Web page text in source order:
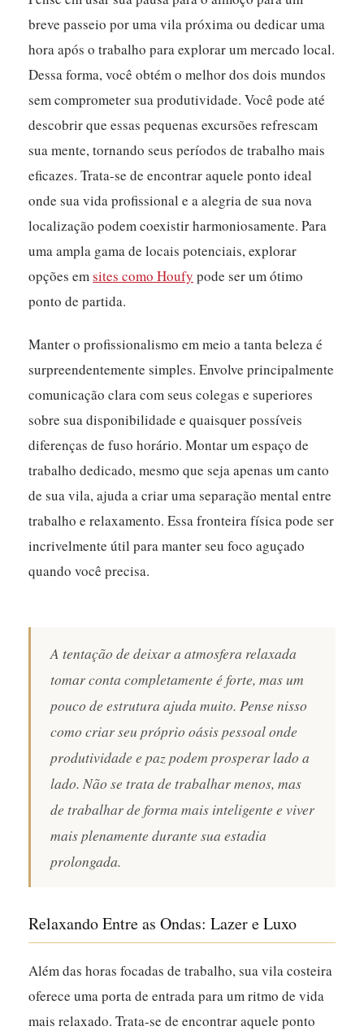
breve passeio por uma vila próxima ou dedicar uma
hora após o trabalho para explorar um mercado local.
Dessa forma, você obtém o melhor dos dois mundos
sem comprometer sua produtividade. Você pode até
descobrir que essas pequenas excursões refrescam
sua mente, tornando seus períodos de trabalho mais
eficazes. Trata-se de encontrar aquele ponto ideal
onde sua vida profissional e a alegria de sua nova
localização podem coexistir harmoniosamente. Para
uma ampla gama de locais potenciais, explorar
opções emsites como Houfy pode ser um ótimo
ponto de partida.
Manter o profissionalismo em meio a tanta beleza é
surpreendentemente simples. Envolve principalmente
comunicação clara com seus colegas e superiores
sobre sua disponibilidade e quaisquer possíveis
diferenças de fuso horário. Montar um espaço de
trabalho dedicado, mesmo que seja apenas um canto
de sua vila, ajuda a criar uma separação mental entre
trabalho e relaxamento. Essa fronteira física pode ser
incrivelmente útil para manter seu foco aguçado
quando você precisa.
A tentação de deixar a atmosfera relaxada
tomar conta completamente é forte, mas um
pouco de estrutura ajuda muito. Pense nisso
como criar seu próprio oásis pessoal onde
produtividade e paz podem prosperar lado a
lado. Não se trata de trabalhar menos, mas
de trabalhar de forma mais inteligente e viver
mais plenamente durante sua estadia
prolongada.
Relaxando Entre as Ondas: Lazer e Luxo
Além das horas focadas de trabalho, sua vila costeira
oferece uma porta de entrada para um ritmo de vida
mais relaxado. Trata-se de encontrar aquele ponto